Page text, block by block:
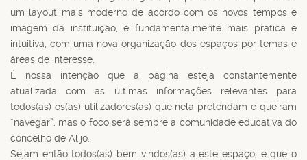
um layout mais moderno de acordo com os novos tempos e
imagem da instituição, é fundamentalmente mais prática e
intuitiva, com uma nova organização dos espaços por temas e
áreas de interesse.
É nossa intenção que a página esteja constantemente
atualizada com as últimas informações relevantes para
todos(as) os(as) utilizadores(as) que nela pretendam e queiram
“navegar”, mas o foco será sempre a comunidade educativa do
concelho de Alijó.
Sejam então todos(as) bem-vindos(as) a este espaço, e que o